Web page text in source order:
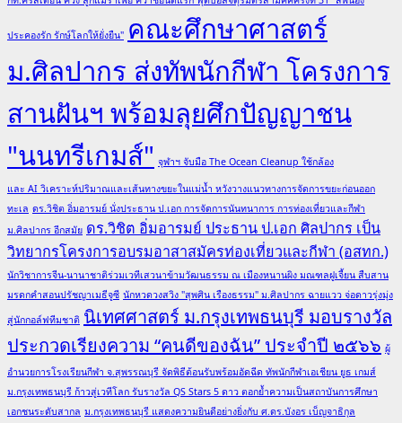
ประคองรัก รักษ์โลกให้ยั่งยืน" คณะศึกษาศาสตร์
ม.ศิลปากร ส่งทัพนักกีฬา โครงการ
สานฝันฯ พร้อมลุยศึกปัญญาชน
"นนทรีเกมส์" จุฬาฯ จับมือ The Ocean Cleanup ใช้กล้อง
และ AI วิเคราะห์ปริมาณและเส้นทางขยะในแม่น้ำ หวังวางแนวทางการจัดการขยะก่อนออก
ทะเล ดร.วิชิต อิ่มอารมย์ นั่งประธาน ป.เอก การจัดการนันทนาการ การท่องเที่ยวและกีฬา
ม.ศิลปากร อีกสมัย ดร.วิชิต อิ่มอารมย์ ประธาน ป.เอก ศิลปากร เป็น
วิทยากรโครงการอบรมอาสาสมัครท่องเที่ยวและกีฬา (อสทก.)
นักวิชาการจีน-นานาชาติร่วมเวทีเสวนาข้ามวัฒนธรรม ณ เมืองหนานผิง มณฑลฝูเจี้ยน สืบสาน
มรดกคำสอนปรัชญาเมธีจูซี นักหวดวงสวิง "สุพศิน เรืองธรรม" ม.ศิลปากร ฉายแวว จ่อดาวรุ่งมุ่ง
สู่นักกอล์ฟทีมชาติ นิเทศศาสตร์ ม.กรุงเทพธนบุรี มอบรางวัล
ประกวดเรียงความ “คนดีของฉัน” ประจำปี ๒๕๖๖ ผู้
อำนวยการโรงเรียนกีฬา จ.สุพรรณบุรี จัดพิธีต้อนรับพร้อมอัดฉีด ทัพนักกีฬาเอเชียน ยูธ เกมส์
ม.กรุงเทพธนบุรี ก้าวสู่เวทีโลก รับรางวัล QS Stars 5 ดาว ตอกย้ำความเป็นสถาบันการศึกษา
เอกชนระดับสากล ม.กรุงเทพธนบุรี แสดงความยินดีอย่างยิ่งกับ ศ.ดร.บังอร เบ็ญจาธิกุล